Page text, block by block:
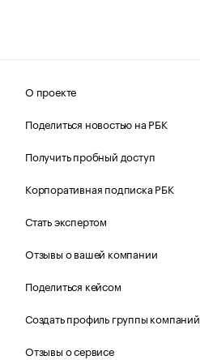
О проекте
Поделиться новостью на РБК
Получить пробный доступ
Корпоративная подписка РБК
Стать экспертом
Отзывы о вашей компании
Поделиться кейсом
Создать профиль группы компаний
Отзывы о сервисе